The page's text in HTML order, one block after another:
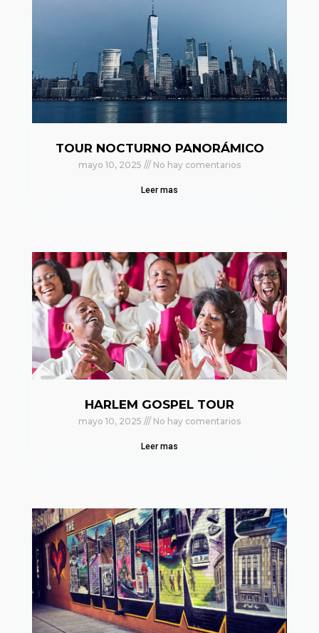
TOUR NOCTURNO PANORÁMICO
mayo 10, 2025 No hay comentarios
Leer mas
HARLEM GOSPEL TOUR
mayo 10, 2025 No hay comentarios
Leer mas